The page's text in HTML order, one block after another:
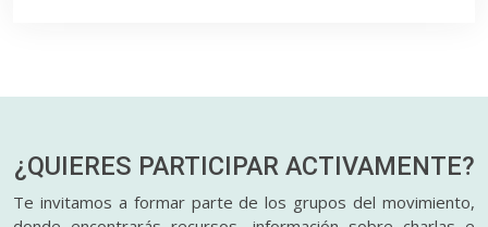
¿QUIERES PARTICIPAR ACTIVAMENTE?
Te invitamos a formar parte de los grupos del movimiento,